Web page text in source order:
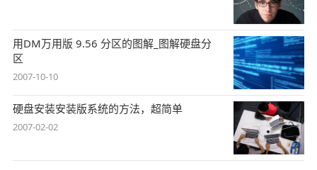
用DM万用版 9.56 分区的图解_图解硬盘分
区
2007-10-10
硬盘安装安装版系统的方法，超简单
2007-02-02